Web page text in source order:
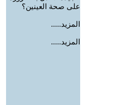
على صحة العينين؟
المزيد.....
المزيد.....